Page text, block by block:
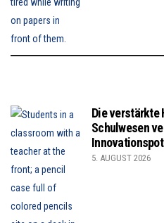
Die verstärkte
Schulwesen
5. AUGUST 2026